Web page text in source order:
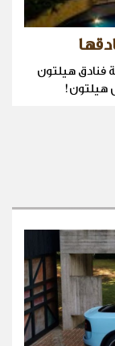
هيلتون
هيلتون!